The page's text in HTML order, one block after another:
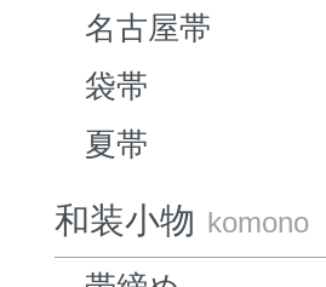
名古屋帯
袋帯
夏帯
和装小物 komono